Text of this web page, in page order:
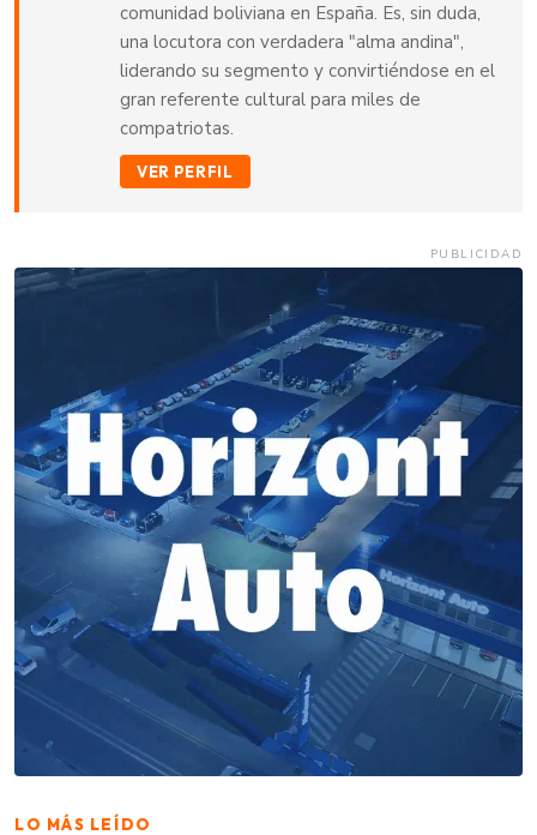
comunidad boliviana en España. Es, sin duda,
una locutora con verdadera "alma andina",
liderando su segmento y convirtiéndose en el
gran referente cultural para miles de
compatriotas.
VER PERFIL
PUBLICIDAD
LO MÁS LEÍDO